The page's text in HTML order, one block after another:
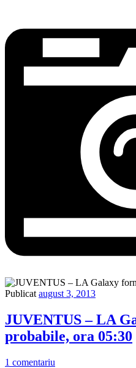
Publicat august 3, 2013
JUVENTUS – LA
probabile, ora 05:30
1 comentariu